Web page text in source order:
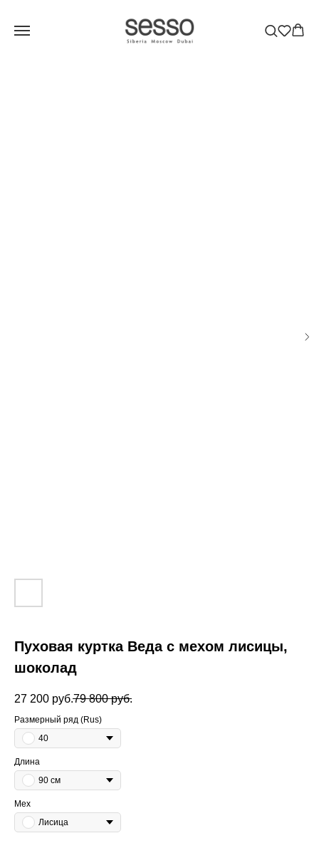
Пуховая куртка Веда с мехом лисицы,
шоколад
27 200 руб.79 800 руб.
Размерный ряд (Rus)
40
Длина
90 см
Мех
Лисица